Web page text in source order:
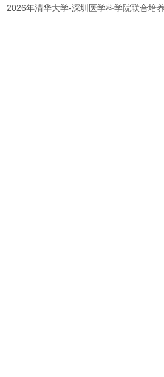
2026年清华大学-深圳医学科学院联合培